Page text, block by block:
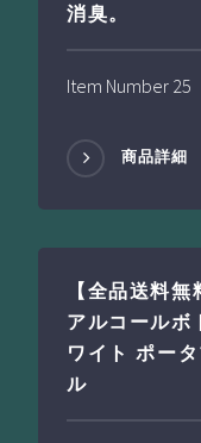
消臭。
Item Number 25
商品詳細
【全品送料
アルコールボ
ワイト ポー
ル